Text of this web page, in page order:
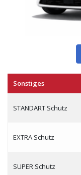
Sonstiges
STANDART Schutz
EXTRA Schutz
SUPER Schutz